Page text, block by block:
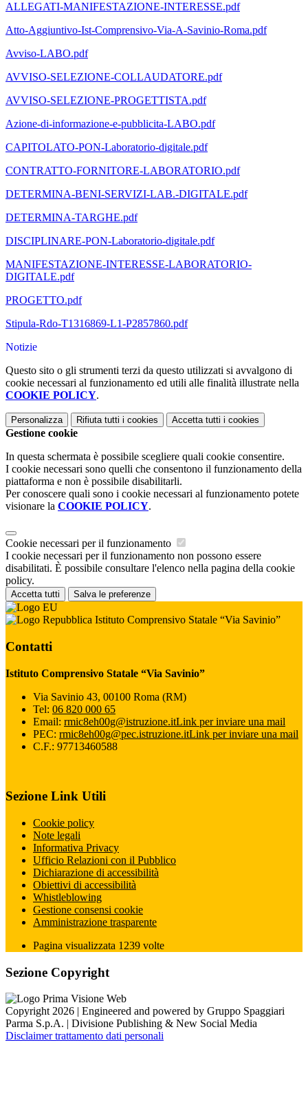
ALLEGATI-MANIFESTAZIONE-INTERESSE.pdf
Atto-Aggiuntivo-Ist-Comprensivo-Via-A-Savinio-Roma.pdf
Avviso-LABO.pdf
AVVISO-SELEZIONE-COLLAUDATORE.pdf
AVVISO-SELEZIONE-PROGETTISTA.pdf
Azione-di-informazione-e-pubblicita-LABO.pdf
CAPITOLATO-PON-Laboratorio-digitale.pdf
CONTRATTO-FORNITORE-LABORATORIO.pdf
DETERMINA-BENI-SERVIZI-LAB.-DIGITALE.pdf
DETERMINA-TARGHE.pdf
DISCIPLINARE-PON-Laboratorio-digitale.pdf
MANIFESTAZIONE-INTERESSE-LABORATORIO-
DIGITALE.pdf
PROGETTO.pdf
Stipula-Rdo-T1316869-L1-P2857860.pdf
Notizie
Questo sito o gli strumenti terzi da questo utilizzati si avvalgono di
cookie necessari al funzionamento ed utili alle finalità illustrate nella
COOKIE POLICY.
Personalizza Rifiuta tutti i cookies Accetta tutti i cookies
Gestione cookie
In questa schermata è possibile scegliere quali cookie consentire.
I cookie necessari sono quelli che consentono il funzionamento della
piattaforma e non è possibile disabilitarli.
Per conoscere quali sono i cookie necessari al funzionamento potete
visionare la COOKIE POLICY.
Cookie necessari per il funzionamento
I cookie necessari per il funzionamento non possono essere
disabilitati. È possibile consultare l'elenco nella pagina della cookie
policy.
Accetta tutti Salva le preferenze
Istituto Comprensivo Statale “Via Savinio”
Contatti
Istituto Comprensivo Statale “Via Savinio”
Via Savinio 43, 00100 Roma (RM)
Tel: 06 820 000 65
Email: rmic8eh00g@istruzione.itLink per inviare una mail
PEC: rmic8eh00g@pec.istruzione.itLink per inviare una mail
C.F.: 97713460588
Sezione Link Utili
Cookie policy
Note legali
Informativa Privacy
Ufficio Relazioni con il Pubblico
Dichiarazione di accessibilità
Obiettivi di accessibilità
Whistleblowing
Gestione consensi cookie
Amministrazione trasparente
Pagina visualizzata 1239 volte
Sezione Copyright
Copyright 2026 | Engineered and powered by Gruppo Spaggiari
Parma S.p.A. | Divisione Publishing & New Social Media
Disclaimer trattamento dati personali